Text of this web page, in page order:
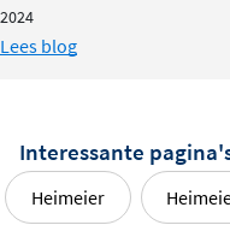
2024
Lees blog
Interessante
Heimeier